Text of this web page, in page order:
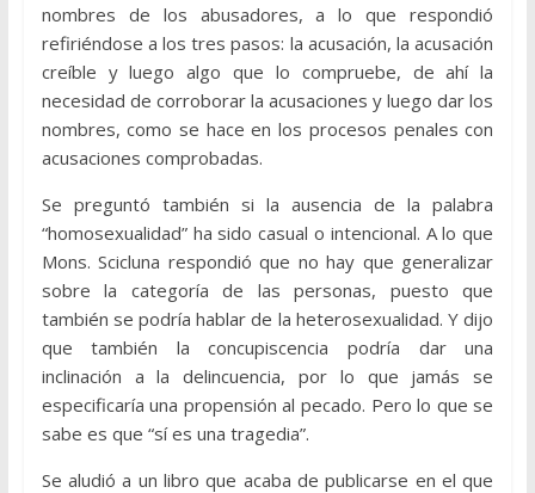
nombres de los abusadores, a lo que respondió
refiriéndose a los tres pasos: la acusación, la acusación
creíble y luego algo que lo compruebe, de ahí la
necesidad de corroborar la acusaciones y luego dar los
nombres, como se hace en los procesos penales con
acusaciones comprobadas.
Se preguntó también si la ausencia de la palabra
“homosexualidad” ha sido casual o intencional. A lo que
Mons. Scicluna respondió que no hay que generalizar
sobre la categoría de las personas, puesto que
también se podría hablar de la heterosexualidad. Y dijo
que también la concupiscencia podría dar una
inclinación a la delincuencia, por lo que jamás se
especificaría una propensión al pecado. Pero lo que se
sabe es que “sí es una tragedia”.
Se aludió a un libro que acaba de publicarse en el que